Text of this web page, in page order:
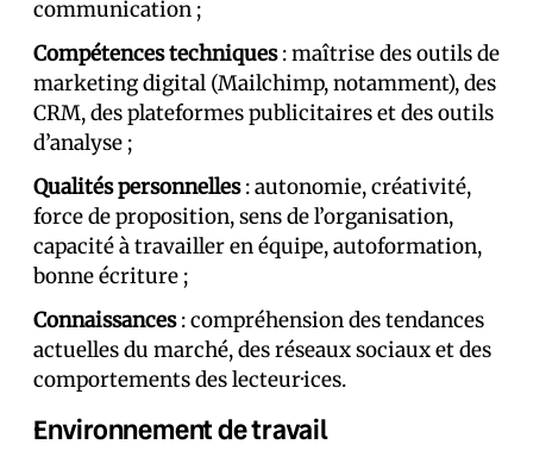
communication ;
Compétences techniques: maîtrise des outils de
marketing digital (Mailchimp, notamment), des
CRM, des plateformes publicitaires et des outils
d’analyse ;
Qualités personnelles: autonomie, créativité,
force de proposition, sens de l’organisation,
capacité à travailler en équipe, autoformation,
bonne écriture ;
Connaissances: compréhension des tendances
actuelles du marché, des réseaux sociaux et des
comportements des lecteur·ices.
Environnement de travail